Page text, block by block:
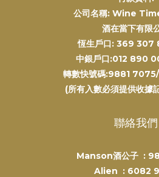
公司名稱: Wine
酒在當下有限
恆生戶口: 369
中銀戶口:012 890
轉數快號碼:9881
(所有入數必須提供收據
聯絡我們
Manson酒公子 :
Alien : 6082